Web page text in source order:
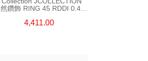
鑽飾 RING 45 RDDI 0.48
4,411.00